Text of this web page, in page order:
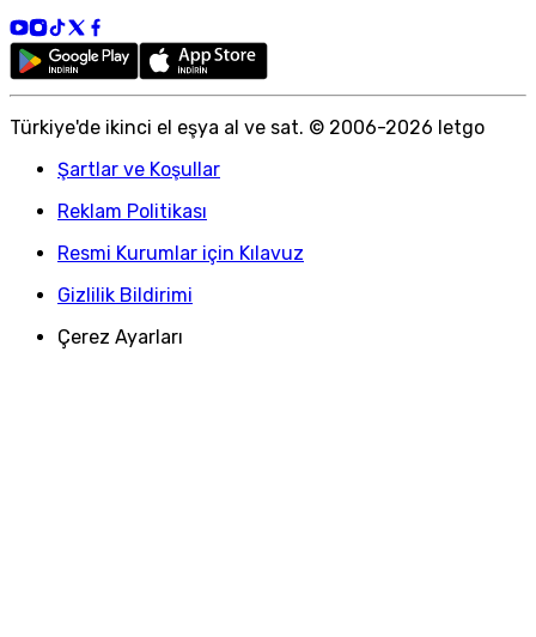
Türkiye'de ikinci el eşya al ve sat. © 2006-2026 letgo
Şartlar ve Koşullar
Reklam Politikası
Resmi Kurumlar için Kılavuz
Gizlilik Bildirimi
Çerez Ayarları